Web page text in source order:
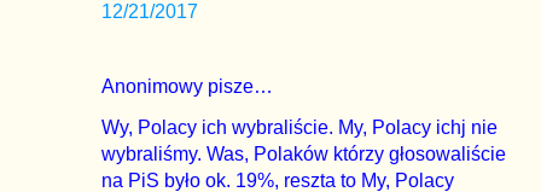
12/21/2017
Anonimowy pisze…
Wy, Polacy ich wybraliście. My, Polacy ichj nie
wybraliśmy. Was, Polaków którzy głosowaliście
na PiS było ok. 19%, reszta to My, Polacy